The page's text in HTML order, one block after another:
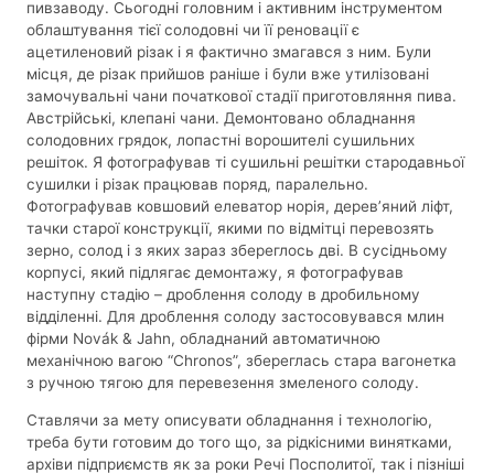
пивзаводу. Сьогодні головним і активним інструментом
облаштування тієї солодовні чи її реновації є
ацетиленовий різак і я фактично змагався з ним. Були
місця, де різак прийшов раніше і були вже утилізовані
замочувальні чани початкової стадії приготовляння пива.
Австрійські, клепані чани. Демонтовано обладнання
солодовних грядок, лопастні ворошителі сушильних
решіток. Я фотографував ті сушильні решітки стародавньої
сушилки і різак працював поряд, паралельно.
Фотографував ковшовий елеватор норія, дерев’яний ліфт,
тачки старої конструкції, якими по відмітці перевозять
зерно, солод і з яких зараз збереглось дві. В сусідньому
корпусі, який підлягає демонтажу, я фотографував
наступну стадію – дроблення солоду в дробильному
відділенні. Для дроблення солоду застосовувався млин
фірми Novák & Jahn, обладнаний автоматичною
механічною вагою “Chronos”, збереглась стара вагонетка
з ручною тягою для перевезення змеленого солоду.
Ставлячи за мету описувати обладнання і технологію,
треба бути готовим до того що, за рідкісними винятками,
архіви підприємств як за роки Речі Посполитої, так і пізніші